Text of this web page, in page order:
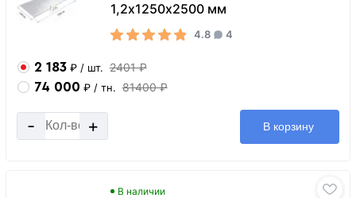
1,2х1250х2500 мм
4.8 4
2 183 ₽ / шт. 2401 ₽
74 000 ₽ / тн. 81400 ₽
- + В корзину
В наличии